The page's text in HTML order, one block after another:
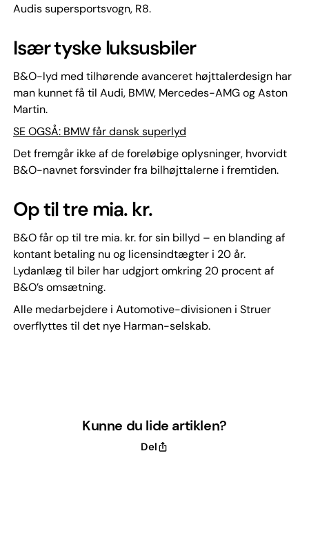
Audis supersportsvogn, R8.
Især tyske luksusbiler
B&O-lyd med tilhørende avanceret højttalerdesign har
man kunnet få til Audi, BMW, Mercedes-AMG og Aston
Martin.
SE OGSÅ: BMW får dansk superlyd
Det fremgår ikke af de foreløbige oplysninger, hvorvidt
B&O-navnet forsvinder fra bilhøjttalerne i fremtiden.
Op til tre mia. kr.
B&O får op til tre mia. kr. for sin billyd – en blanding af
kontant betaling nu og licensindtægter i 20 år.
Lydanlæg til biler har udgjort omkring 20 procent af
B&O’s omsætning.
Alle medarbejdere i Automotive-divisionen i Struer
overflyttes til det nye Harman-selskab.
Kunne du lide artiklen?
Del